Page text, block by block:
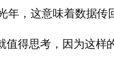
，这意味着数据
得思考，因为这